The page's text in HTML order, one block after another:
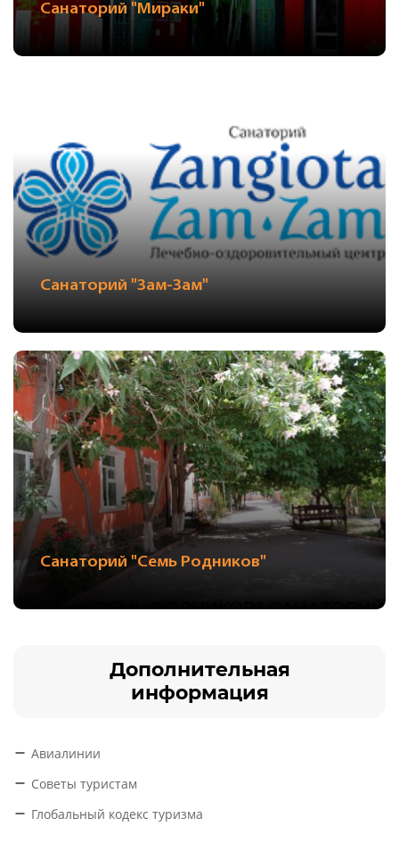
Санаторий "Мираки"
Санаторий "Зам-Зам"
Санаторий "Семь Родников"
Дополнительная
информация
Авиалинии
Советы туристам
Глобальный кодекс туризма